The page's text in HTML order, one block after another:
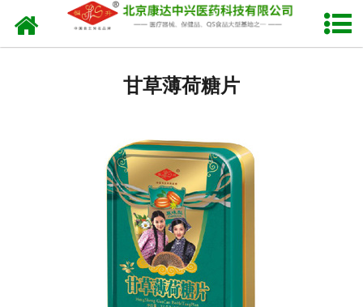
网站首页
润喉糖系列
甘草糖片系列
健胃消食系列
******贴系列
甘草薄荷糖片